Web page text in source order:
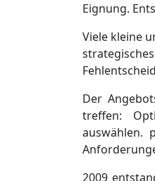
Eignung.
Viele kleine
Der
treffen:
auswählen.
2009